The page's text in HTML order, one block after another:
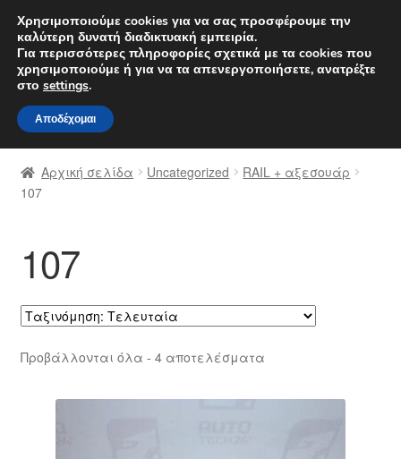
ΑΠΟΣΤΟΛΗ από 7 EUR
Δευτέρα-Παρ. 9 π.μ. - 4 μ.μ.
Απευθείας
μετάβαση
στην
πλοήγηση
Μετάβαση
σε
περιεχόμενο
Αρχική
Διαδικασία Παραπόνων
Καροτσάκι
Μεταφορά
Αρχική σελίδα Uncategorized
RAIL + αξεσουάρ
107
107
Προβάλλονται όλα - 4 αποτελέσματαSorted
latest
Χρησιμοποιούμε cookies για να σας προσφέρουμε την
καλύτερη δυνατή διαδικτυακή εμπειρία.
Για περισσότερες πληροφορίες σχετικά με τα cookies που
χρησιμοποιούμε ή για να τα απενεργοποιήσετε, ανατρέξτε
στο settings.
Αποδέχομαι